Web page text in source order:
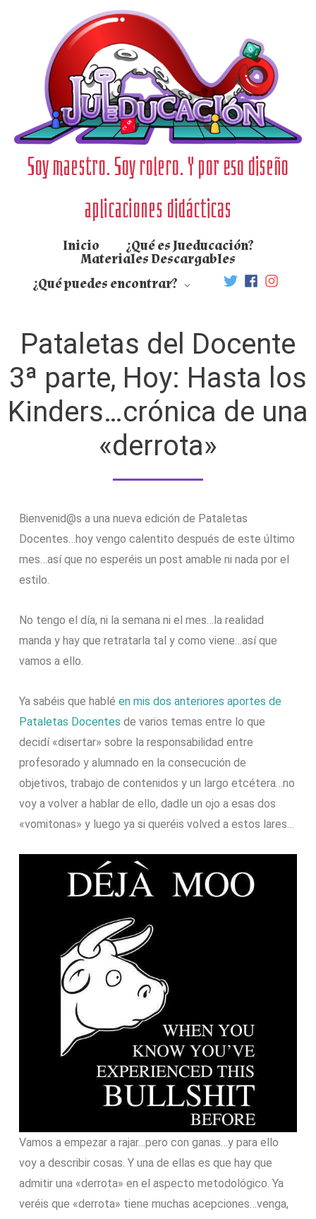
Soy maestro. Soy rolero. Y por eso diseño
aplicaciones didácticas
Inicio ¿Qué es Jueducación?
Materiales Descargables
¿Qué puedes encontrar?
Pataletas del Docente
3ª parte, Hoy: Hasta los
Kinders…crónica de una
«derrota»
Bienvenid@s a una nueva edición de Pataletas
Docentes…hoy vengo calentito después de este último
mes…así que no esperéis un post amable ni nada por el
estilo.
No tengo el día, ni la semana ni el mes…la realidad
manda y hay que retratarla tal y como viene…así que
vamos a ello.
Ya sabéis que habléen mis dos anteriores aportes de
Pataletas Docentes de varios temas entre lo que
decidí «disertar» sobre la responsabilidad entre
profesorado y alumnado en la consecución de
objetivos, trabajo de contenidos y un largo etcétera…no
voy a volver a hablar de ello, dadle un ojo a esas dos
«vomitonas» y luego ya si queréis volved a estos lares…
Vamos a empezar a rajar…pero con ganas…y para ello
voy a describir cosas. Y una de ellas es que hay que
admitir una «derrota» en el aspecto metodológico. Ya
veréis que «derrota» tiene muchas acepciones…venga,